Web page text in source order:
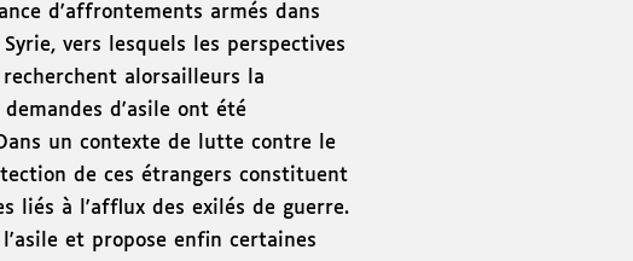
d'affrontements armés dans
vers lesquels les perspectives
alorsailleurs la
d'asile ont été
un contexte de lutte contre le
de ces étrangers constituent
liés à l'afflux des exilés de guerre.
et propose enfin certaines